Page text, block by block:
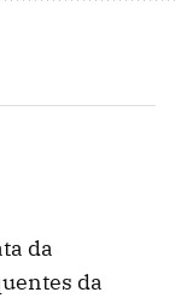
da
da